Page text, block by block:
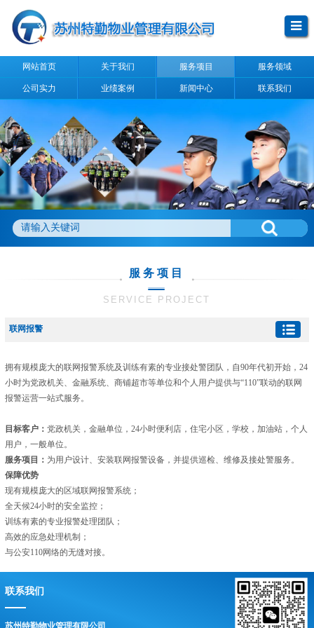
网站首页 关于我们 服务项目 服务领域
公司实力 业绩案例 新闻中心 联系我们
服务项目
SERVICE PROJECT
联网报警
拥有规模庞大的联网报警系统及训练有素的专业接处警团队，自90年代初开始，24
小时为党政机关、金融系统、商铺超市等单位和个人用户提供与“110”联动的联网
报警运营一站式服务。
目标客户： 党政机关，金融单位，24小时便利店，住宅小区，学校，加油站，个人
用户，一般单位。
服务项目： 为用户设计、安装联网报警设备，并提供巡检、维修及接处警服务。
保障优势
现有规模庞大的区域联网报警系统；
全天候24小时的安全监控；
训练有素的专业报警处理团队；
高效的应急处理机制；
与公安110网络的无缝对接。
联系我们
苏州特勤物业管理有限公司